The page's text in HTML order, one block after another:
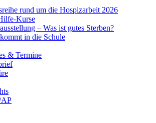
rund um die Hospizarbeit 2026
Kurse
– Was ist gutes Sterben?
in die Schule
& Termine
AP